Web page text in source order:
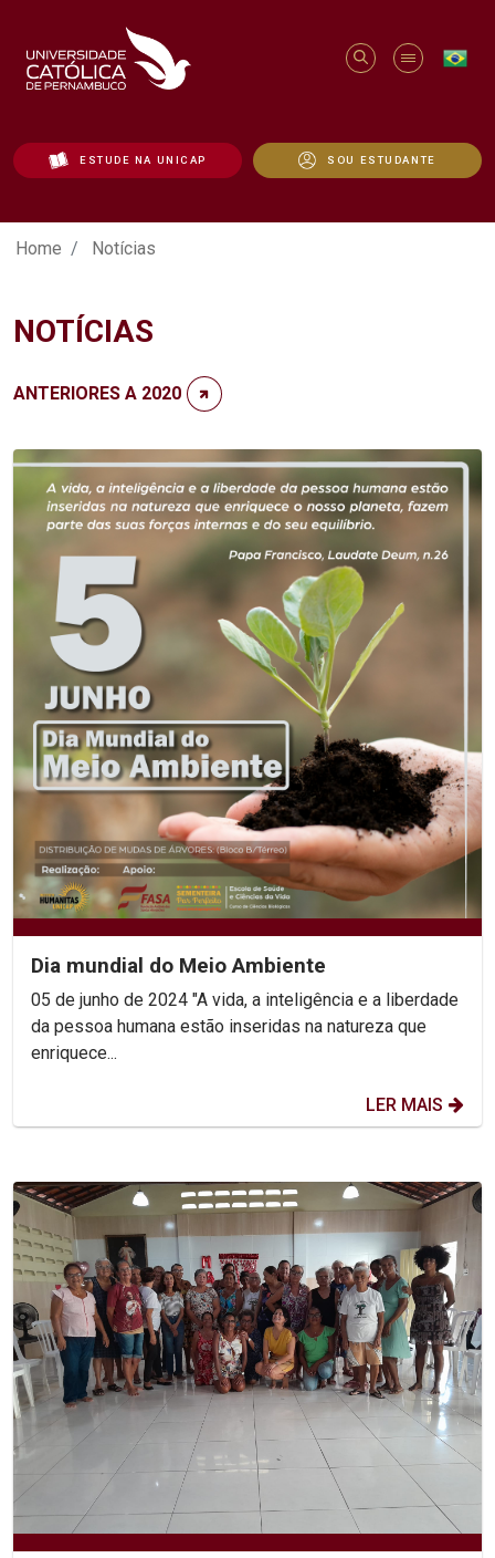
ESTUDE NA UNICAP SOU ESTUDANTE
Notícias - Unicap
Home Notícias
NOTÍCIAS
ANTERIORES A 2020
Dia mundial do Meio Ambiente
05 de junho de 2024 "A vida, a inteligência e a liberdade
da pessoa humana estão inseridas na natureza que
enriquece...
LER MAIS